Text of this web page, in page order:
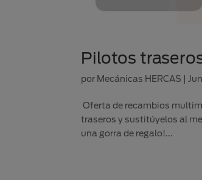
Pilotos
por Mecánicas HERCAS
Oferta de recambios
traseros y sustitúyelos al
una gorra de regalo!...